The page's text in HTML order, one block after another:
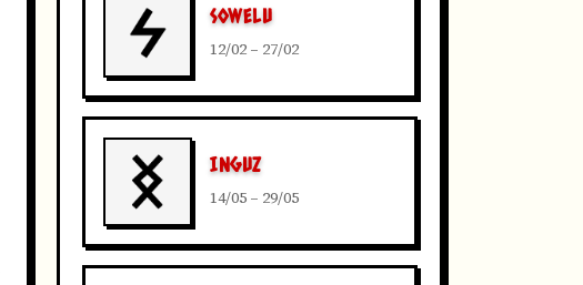
SOWELU
12/02 – 27/02
INGUZ
14/05 – 29/05